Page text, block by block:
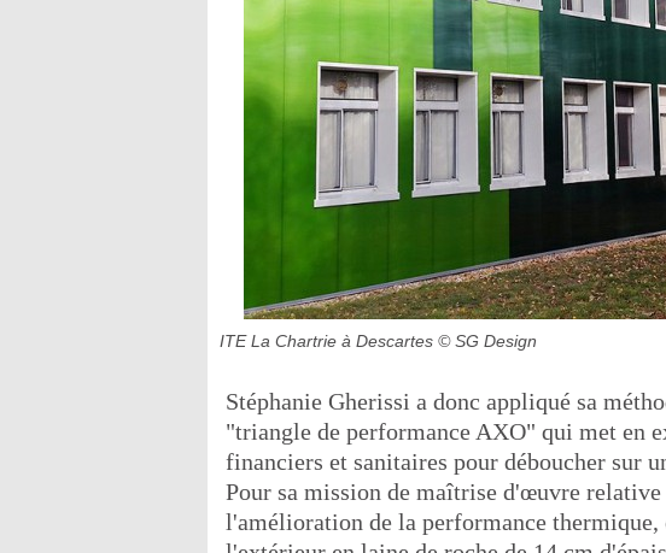
ITE La Chartrie à Descartes © SG Design
Stéphanie Gherissi a donc appliqué sa
"triangle de performance AXO" qui met en
financiers et sanitaires pour déboucher sur
Pour sa mission de maîtrise d'œuvre relative
l'amélioration de la performance